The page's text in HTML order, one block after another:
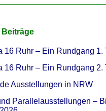
Beiträge
16 Ruhr – Ein Rundgang 1.
16 Ruhr – Ein Rundgang 2.
Ausstellungen in NRW
Parallelausstellungen –